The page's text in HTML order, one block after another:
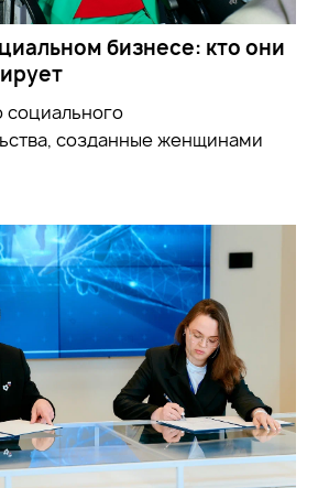
бизнесе: кто они
социального
созданные женщинами